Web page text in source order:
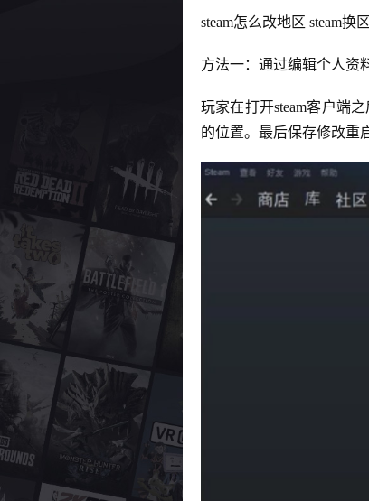
steam怎么改地区 steam换
方法一：通过编辑个人资
玩家在打开steam客户端
的位置。最后保存修改重